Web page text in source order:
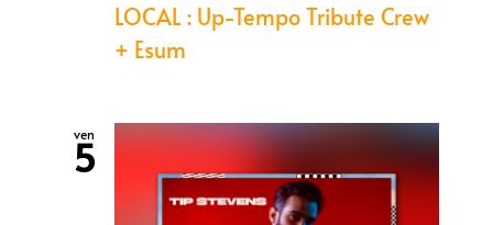
LOCAL : Up-Tempo Tribute Crew
+ Esum
ven
5